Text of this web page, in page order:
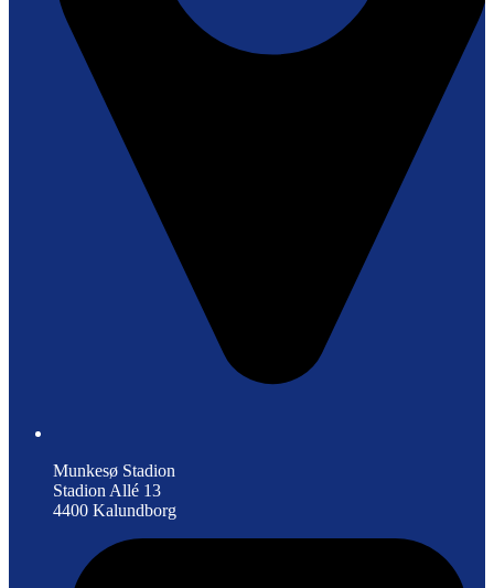
Munkesø Stadion
Stadion Allé 13
4400 Kalundborg